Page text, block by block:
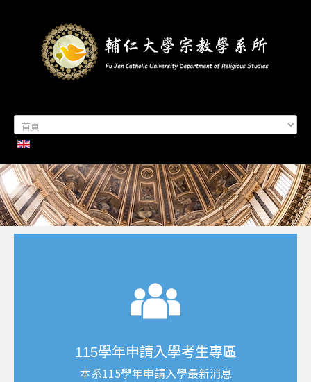
首頁
系所簡介
本系成員
學生專區
招生資訊
各項活動
研究及出版
系所友專區
聯絡我們
115學年申請入學考生專區
本系115學年申請入學最新消息